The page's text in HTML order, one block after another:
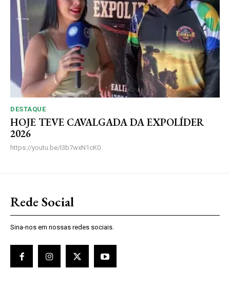
DESTAQUE
HOJE TEVE CAVALGADA DA EXPOLÍDER
2026
https://youtu.be/I3b7wxN1cK0
Rede Social
Sina-nos em nossas redes sociais.